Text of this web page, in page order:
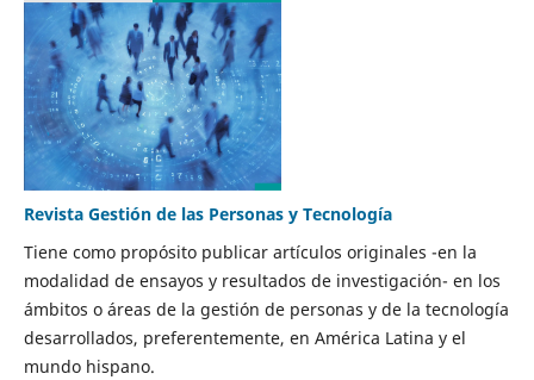
Revista Gestión de las Personas y Tecnología
Tiene como propósito publicar artículos originales -en la
modalidad de ensayos y resultados de investigación- en los
ámbitos o áreas de la gestión de personas y de la tecnología
desarrollados, preferentemente, en América Latina y el
mundo hispano.